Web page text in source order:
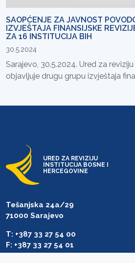
SAOPĆENJE ZA JAVNOST
IZVJEŠTAJA FINANSIJSKE
ZA 16 INSTITUCIJA BIH
30.5.2024
Sarajevo, 30.5.2024. Ured za
objavljuje drugu grupu izvještaja
URED ZA REVIZIJU
INSTITUCIJA BOSNE I
HERCEGOVINE
Tešanjska 24a/29
71000 Sarajevo
T: +387 33 27 54 00
F: +387 33 27 54 01